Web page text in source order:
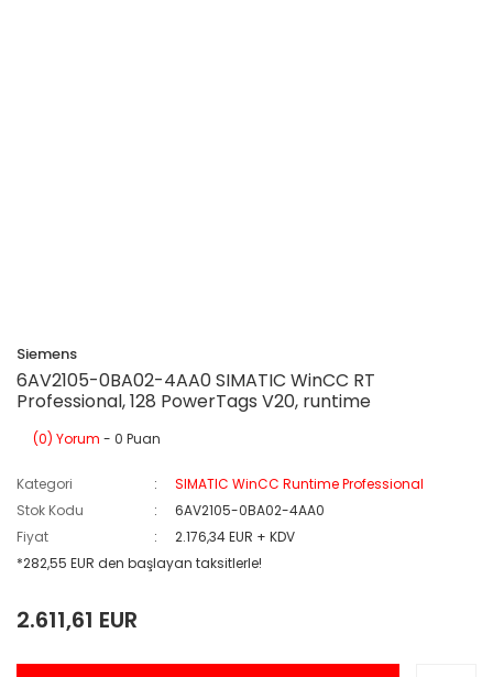
Siemens
6AV2105-0BA02-4AA0 SIMATIC WinCC RT
Professional, 128 PowerTags V20, runtime
(0) Yorum - 0 Puan
Kategori
SIMATIC WinCC Runtime Professional
Stok Kodu
6AV2105-0BA02-4AA0
Fiyat
2.176,34 EUR + KDV
*282,55 EUR den başlayan taksitlerle!
2.611,61 EUR